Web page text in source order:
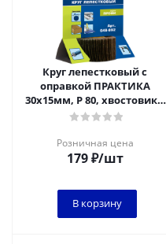
Круг лепестковый с
оправкой ПРАКТИКА
30х15мм, P 80, хвостовик 6
мм, серия Профи
Розничная цена
179₽/шт
В корзину